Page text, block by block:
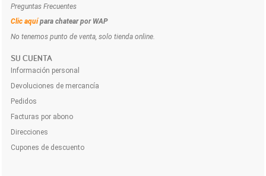
Preguntas Frecuentes
Clic aquí para chatear por WAP
No tenemos punto de venta, solo tienda online.
SU CUENTA
Información personal
Devoluciones de mercancía
Pedidos
Facturas por abono
Direcciones
Cupones de descuento